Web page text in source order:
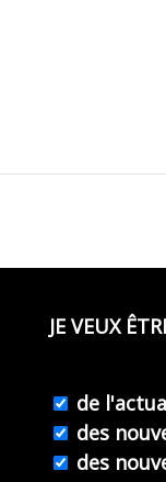
JE VEUX
de
des
des